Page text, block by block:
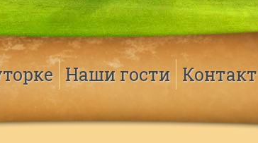
Наши гости Контакт